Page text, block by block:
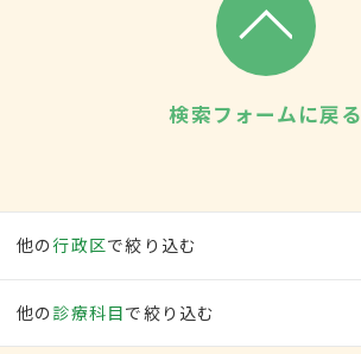
検索フォームに戻る
他の行政区で絞り込む
他の 診療科目で絞り込む